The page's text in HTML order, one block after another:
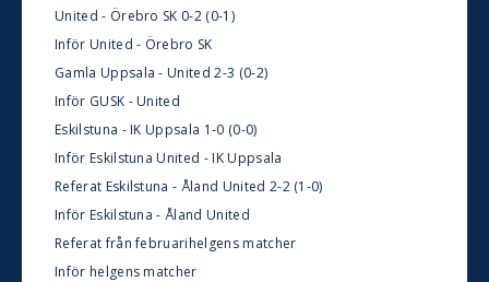
United - Örebro SK 0-2 (0-1)
Inför United - Örebro SK
Gamla Uppsala - United 2-3 (0-2)
Inför GUSK - United
Eskilstuna - IK Uppsala 1-0 (0-0)
Inför Eskilstuna United - IK Uppsala
Referat Eskilstuna - Åland United 2-2 (1-0)
Inför Eskilstuna - Åland United
Referat från februarihelgens matcher
Inför helgens matcher